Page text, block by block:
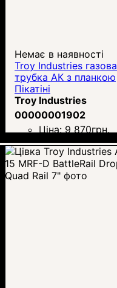
Немає в наявності
Troy Industries газова
трубка АК з планкою
Пікатіні
Troy Industries
00000001902
Ціна: 9 870грн.